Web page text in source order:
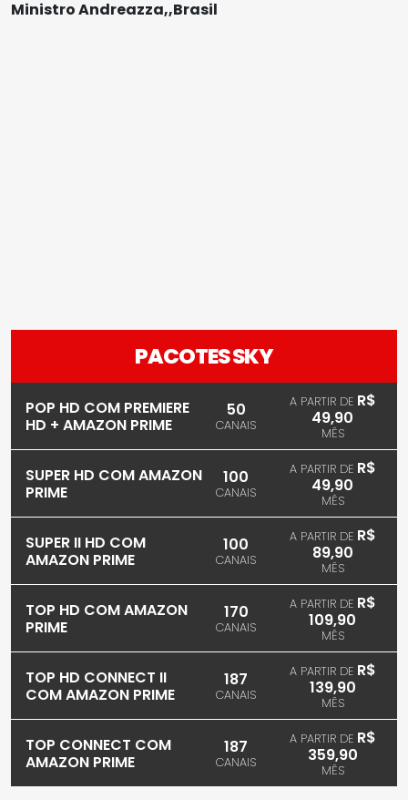
Ministro Andreazza,,Brasil
PACOTES SKY
POP HD COM PREMIERE
HD + AMAZON PRIME
50
CANAIS
A PARTIR DE R$
49,90
MÊS
SUPER HD COM AMAZON
PRIME
100
CANAIS
A PARTIR DE R$
49,90
MÊS
SUPER II HD COM
AMAZON PRIME
100
CANAIS
A PARTIR DE R$
89,90
MÊS
TOP HD COM AMAZON
PRIME
170
CANAIS
A PARTIR DE R$
109,90
MÊS
TOP HD CONNECT II
COM AMAZON PRIME
187
CANAIS
A PARTIR DE R$
139,90
MÊS
TOP CONNECT COM
AMAZON PRIME
187
CANAIS
A PARTIR DE R$
359,90
MÊS